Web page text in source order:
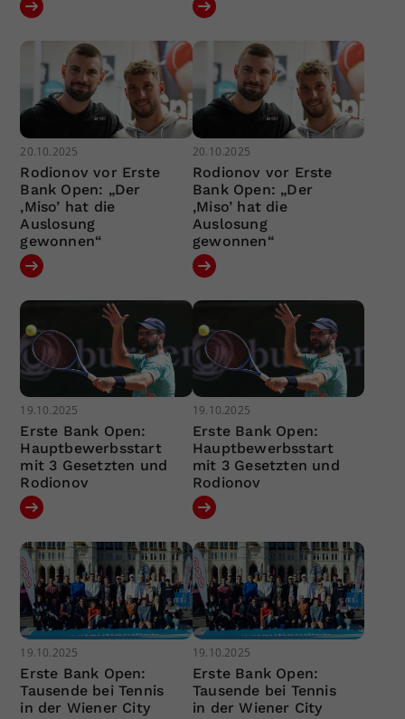
20.10.2025
Rodionov vor Erste
Bank Open: „Der
‚Miso’ hat die
Auslosung
gewonnen“
20.10.2025
Rodionov vor Erste
Bank Open: „Der
‚Miso’ hat die
Auslosung
gewonnen“
19.10.2025
Erste Bank Open:
Hauptbewerbsstart
mit 3 Gesetzten und
Rodionov
19.10.2025
Erste Bank Open:
Hauptbewerbsstart
mit 3 Gesetzten und
Rodionov
19.10.2025
Erste Bank Open:
Tausende bei Tennis
in der Wiener City
19.10.2025
Erste Bank Open:
Tausende bei Tennis
in der Wiener City